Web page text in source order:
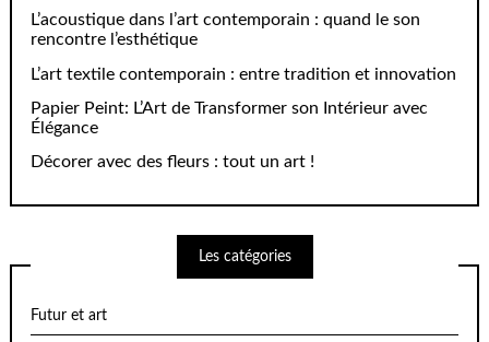
L’acoustique dans l’art contemporain : quand le son
rencontre l’esthétique
L’art textile contemporain : entre tradition et innovation
Papier Peint: L’Art de Transformer son Intérieur avec
Élégance
Décorer avec des fleurs : tout un art !
Les catégories
Futur et art